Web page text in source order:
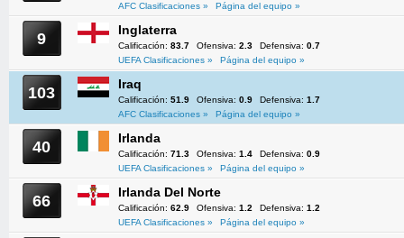
AFC Clasificaciones »
Página del equipo »
9 Inglaterra
Calificación: 83.7 Ofensiva: 2.3 Defensiva: 0.7
UEFA Clasificaciones »
Página del equipo »
103 Iraq
Calificación: 51.9 Ofensiva: 0.9 Defensiva: 1.7
AFC Clasificaciones »
Página del equipo »
40 Irlanda
Calificación: 71.3 Ofensiva: 1.4 Defensiva: 0.9
UEFA Clasificaciones »
Página del equipo »
66 Irlanda Del Norte
Calificación: 62.9 Ofensiva: 1.2 Defensiva: 1.2
UEFA Clasificaciones »
Página del equipo »